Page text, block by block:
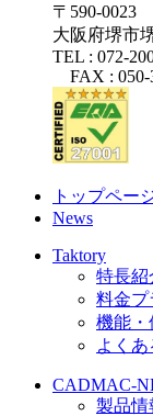
〒590-0023
大阪府堺市
TEL : 072-
FAX : 050-
トップペー
News
Taktory
特長紹
料金プ
機能・
よくあ
CADMAC-
製品情